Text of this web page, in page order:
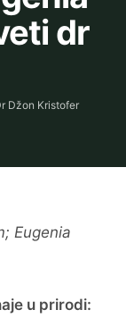
dr
Džon Kristofer
Eugenia
u prirodi: